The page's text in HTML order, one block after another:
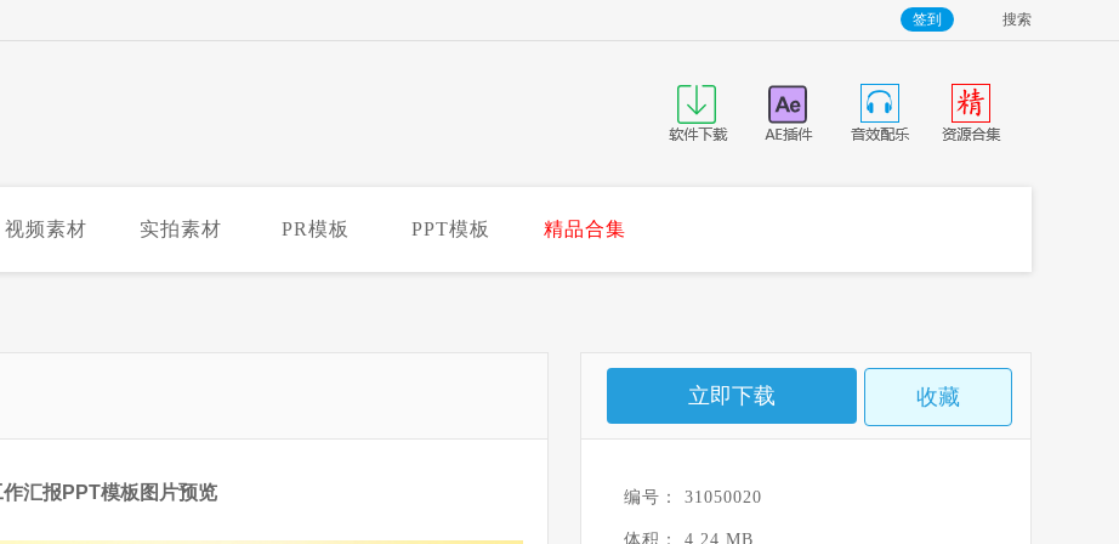
搜索
签到
视频素材 实拍素材 PR模板 PPT模板 精品合集
汇报PPT模板图片预览
立即下载 收藏
编号： 31050020
体积： 4.24 MB